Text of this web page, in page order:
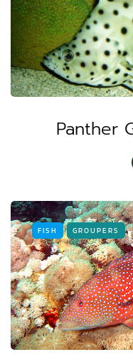
Panther
FISH GROUPERS